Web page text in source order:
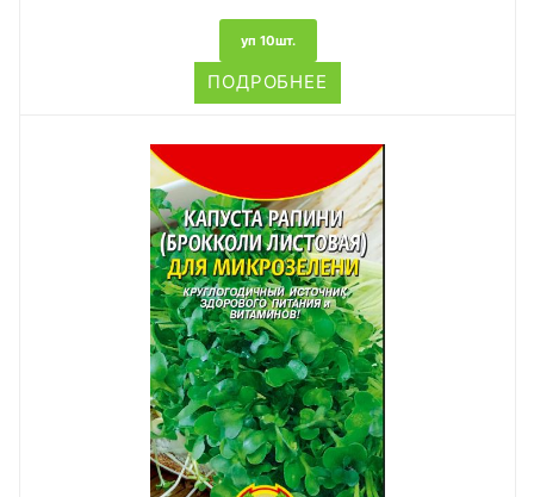
уп 10шт.
ПОДРОБНЕЕ